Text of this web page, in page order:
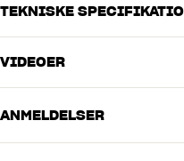
ned i de mindste detaljer kan
DALI OPTICON 1 MK2 fås med
ask (Black Ash) eller mørk eg
ENDNU BEDRE
OPTICON MK2 er en komplet
TEKNISKE
Kabinet type
VIDEOER
ANMELDELSER